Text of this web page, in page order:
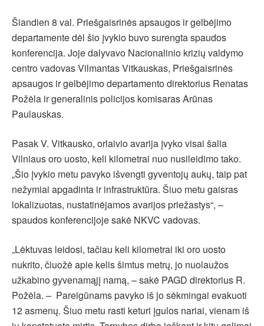
Šiandien 8 val. Priešgaisrinės apsaugos ir gelbėjimo
departamente dėl šio įvykio buvo surengta spaudos
konferencija. Joje dalyvavo Nacionalinio krizių valdymo
centro vadovas Vilmantas Vitkauskas, Priešgaisrinės
apsaugos ir gelbėjimo departamento direktorius Renatas
Požėla ir generalinis policijos komisaras Arūnas
Paulauskas.
Pasak V. Vitkausko, orlaivio avarija įvyko visai šalia
Vilniaus oro uosto, keli kilometrai nuo nusileidimo tako.
„Šio įvykio metu pavyko išvengti gyventojų aukų, taip pat
nežymiai apgadinta ir infrastruktūra. Šiuo metu gaisras
lokalizuotas, nustatinėjamos avarijos priežastys“, –
spaudos konferencijoje sakė NKVC vadovas.
„Lėktuvas leidosi, tačiau keli kilometrai iki oro uosto
nukrito, čiuožė apie kelis šimtus metrų, jo nuolaužos
užkabino gyvenamąjį namą, – sakė PAGD direktorius R.
Požėla. – Pareigūnams pavyko iš jo sėkmingai evakuoti
12 asmenų. Šiuo metu rasti keturi įgulos nariai, vienam iš